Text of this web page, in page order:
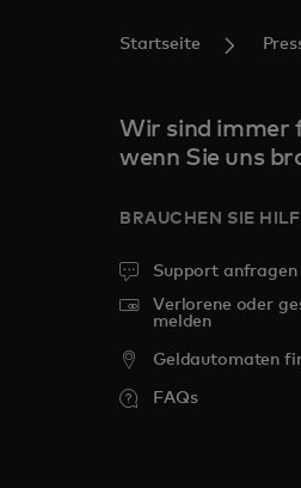
Startseite
Wir sind immer
wenn Sie uns
BRAUCHEN SIE
Support anfragen
Verlorene oder
melden
Geldautomaten
FAQs